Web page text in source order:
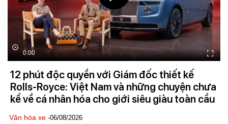
0:00
12 phút độc quyền với Giám đốc thiết kế
Rolls-Royce: Việt Nam và những chuyện chưa
kể về cá nhân hóa cho giới siêu giàu toàn cầu
Văn hóa xe -06/08/2026